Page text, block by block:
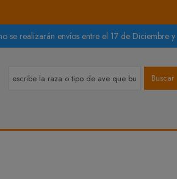
se realizarán envíos entre el 17 de Diciembre
Buscar